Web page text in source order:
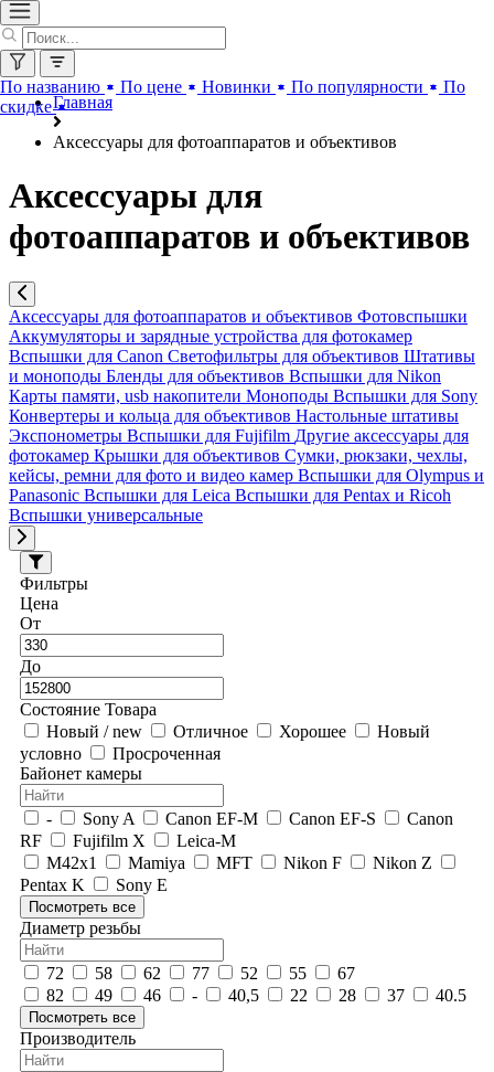
Главная
Аксессуары для фотоаппаратов и объективов
По названию По цене Новинки По популярности
По
скидке
Аксессуары для
фотоаппаратов и объективов
Аксессуары для фотоаппаратов и объективов Фотовспышки
Аккумуляторы и зарядные устройства для фотокамер
Вспышки для Canon Светофильтры для объективов Штативы
и моноподы Бленды для объективов Вспышки для Nikon
Карты памяти, usb накопители Моноподы Вспышки для Sony
Конвертеры и кольца для объективов Настольные штативы
Экспонометры Вспышки для Fujifilm Другие аксессуары для
фотокамер Крышки для объективов Сумки, рюкзаки, чехлы,
кейсы, ремни для фото и видео камер Вспышки для Olympus и
Panasonic Вспышки для Leica Вспышки для Pentax и Ricoh
Вспышки универсальные
Фильтры
Цена
От
До
Состояние Товара
Новый / new
Отличное Хорошее
Новый
условно
Просроченная
Байонет камеры
- Sony A Canon EF-M Canon EF-S
Canon
RF
Fujifilm X
Leica-M
M42x1
Mamiya MFT Nikon F
Nikon Z
Pentax K
Sony E
Посмотреть все
Диаметр резьбы
72 58 62 77 52 55
67
82
49 46 - 40,5 22 28 37 40.5
Посмотреть все
Производитель